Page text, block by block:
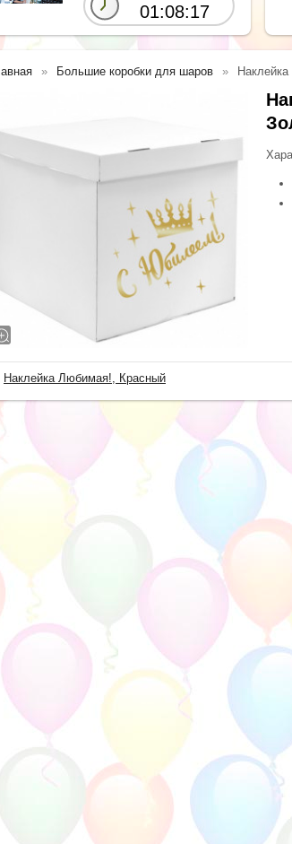
01:08:16
Большие коробки для шаров
Наклейка Любимая!, Красный